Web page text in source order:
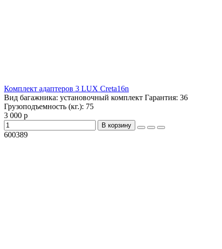
Комплект адаптеров 3 LUX Creta16n
Вид багажника: установочный комплект Гарантия: 36
Грузоподъемность (кг.): 75
3 000 р
В корзину
600389